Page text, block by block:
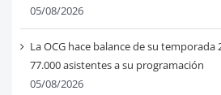
05/08/2026
La OCG hace balance de su temporada
77.000 asistentes a su programación
05/08/2026